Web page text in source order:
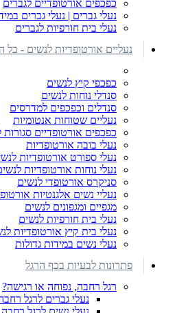
כפכפים אורטופדיים לגברים
נעלי גברים | נעלי גברים
נעלי בית חורפיות לגברים
נעליים אורטופדיות לנשים - כל
כפכפי קיץ לנשים
סנדלי נוחות לנשים
סנדלים וכפכפים למדרסים
נעליים שטוחות אנטומיות
כפכפים אורטופדיים סגורות
נעלי בובה אורטופדיות
נעלי ספורט אורטופדיות
נעלי נוחות אורטופדיות
סניקרס אורטופדי לנשים
נעליי נשים אלגנטיות
מגפיים ומגפונים לנשים
נעלי בית חורפיות לנשים
נעלי בית קיץ אורטופדיות
נעלי נשים במידות גדולות
פתרונות לבעיות בכף הרגל
רגל רחבה, נפוחה או רגישה?
נעלי גברים לרגל